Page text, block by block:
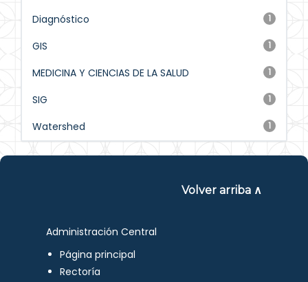
1
Diagnóstico
1
GIS
1
MEDICINA Y CIENCIAS DE LA SALUD
1
SIG
1
Watershed
Volver arriba ∧
Administración Central
Página principal
Rectoría